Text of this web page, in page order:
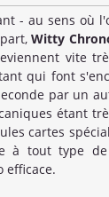
- au sens où
part,Witty
vite
qui font
par un
étant
cartes
à tout type
efficace.